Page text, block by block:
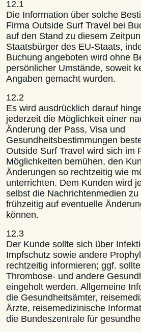
12.1
Die Information über solche
Firma Outside Surf Travel bei
auf den Stand zu diesem
Staatsbürger des EU-Staats,
Buchung angeboten wird ohne
persönlicher Umstände, soweit
Angaben gemacht wurden.
12.2
Es wird ausdrücklich darauf
jederzeit die Möglichkeit einer
Änderung der Pass, Visa und
Gesundheitsbestimmungen
Outside Surf Travel wird sich im
Möglichkeiten bemühen, den
Änderungen so rechtzeitig wie
unterrichten. Dem Kunden wird
selbst die Nachrichtenmedien
frühzeitig auf eventuelle
können.
12.3
Der Kunde sollte sich über
Impfschutz sowie andere
rechtzeitig informieren; ggf.
Thrombose- und andere
eingeholt werden. Allgemeine
die Gesundheitsämter,
Ärzte, reisemedizinische
die Bundeszentrale für